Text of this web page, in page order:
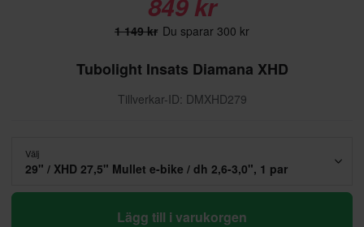
1 149 kr Du sparar 300 kr
Tubolight Insats Diamana XHD
Tillverkar-ID: DMXHD279
Välj
29" / XHD 27,5" Mullet e-bike / dh 2,6-3,0", 1 par
Lägg till i varukorgen